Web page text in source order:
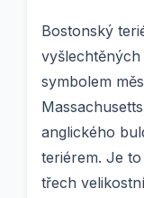
Bostonský
symbolem
anglického
teriérem. Je
třech